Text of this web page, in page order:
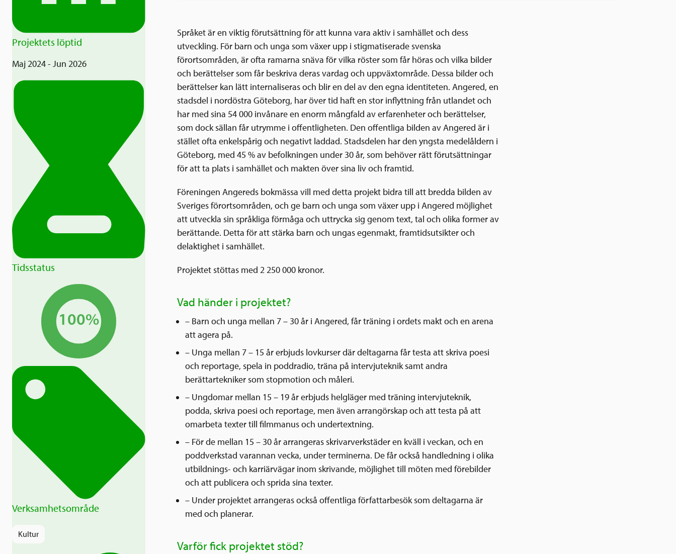
Projektets löptid
Maj 2024 - Jun 2026
Tidsstatus
100%
Verksamhetsområde
Kultur
Språket är en viktig förutsättning för att kunna vara aktiv i samhället och dess
utveckling. För barn och unga som växer upp i stigmatiserade svenska
förortsområden, är ofta ramarna snäva för vilka röster som får höras och vilka bilder
och berättelser som får beskriva deras vardag och uppväxtområde. Dessa bilder och
berättelser kan lätt internaliseras och blir en del av den egna identiteten. Angered, en
stadsdel i nordöstra Göteborg, har över tid haft en stor inflyttning från utlandet och
har med sina 54 000 invånare en enorm mångfald av erfarenheter och berättelser,
som dock sällan får utrymme i offentligheten. Den offentliga bilden av Angered är i
stället ofta enkelspårig och negativt laddad. Stadsdelen har den yngsta medelåldern i
Göteborg, med 45 % av befolkningen under 30 år, som behöver rätt förutsättningar
för att ta plats i samhället och makten över sina liv och framtid.
Föreningen Angereds bokmässa vill med detta projekt bidra till att bredda bilden av
Sveriges förortsområden, och ge barn och unga som växer upp i Angered möjlighet
att utveckla sin språkliga förmåga och uttrycka sig genom text, tal och olika former av
berättande. Detta för att stärka barn och ungas egenmakt, framtidsutsikter och
delaktighet i samhället.
Projektet stöttas med 2 250 000 kronor.
Vad händer i projektet?
– Barn och unga mellan 7 – 30 år i Angered, får träning i ordets makt och en arena
att agera på.
– Unga mellan 7 – 15 år erbjuds lovkurser där deltagarna får testa att skriva poesi
och reportage, spela in poddradio, träna på intervjuteknik samt andra
berättartekniker som stopmotion och måleri.
– Ungdomar mellan 15 – 19 år erbjuds helgläger med träning intervjuteknik,
podda, skriva poesi och reportage, men även arrangörskap och att testa på att
omarbeta texter till filmmanus och undertextning.
– För de mellan 15 – 30 år arrangeras skrivarverkstäder en kväll i veckan, och en
poddverkstad varannan vecka, under terminerna. De får också handledning i olika
utbildnings- och karriärvägar inom skrivande, möjlighet till möten med förebilder
och att publicera och sprida sina texter.
– Under projektet arrangeras också offentliga författarbesök som deltagarna är
med och planerar.
Varför fick projektet stöd?